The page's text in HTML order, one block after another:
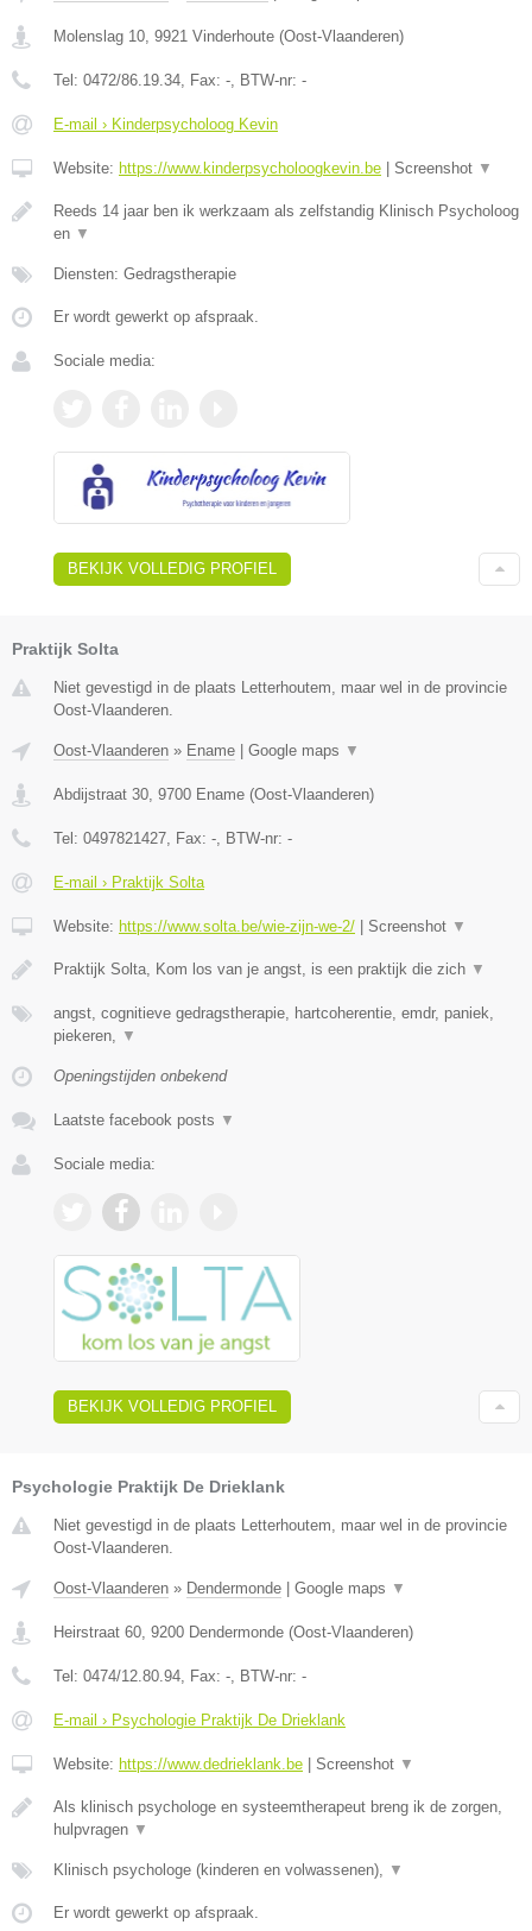
Molenslag 10, 9921 Vinderhoute (Oost-Vlaanderen)
Tel: 0472/86.19.34, Fax: -, BTW-nr: -
E-mail › Kinderpsycholoog Kevin
Website: https://www.kinderpsycholoogkevin.be Screenshot ▼
Reeds 14 jaar ben ik werkzaam als zelfstandig Klinisch Psycholoog
en ▼
Diensten: Gedragstherapie
Er wordt gewerkt op afspraak.
Sociale media:
BEKIJK VOLLEDIG PROFIEL
Praktijk Solta
Niet gevestigd in de plaats Letterhoutem, maar wel in de provincie
Oost-Vlaanderen.
Oost-Vlaanderen » Ename Google maps ▼
Abdijstraat 30 9700 Ename (Oost-Vlaanderen)
Tel: 0497821427 , Fax: - , BTW-nr: -
E-mail › Praktijk Solta
Website: https://www.solta.be/wie-zijn-we-2/ Screenshot ▼
Praktijk Solta, Kom los van je angst, is een praktijk die zich ▼
angst, cognitieve gedragstherapie, hartcoherentie, emdr, paniek,
piekeren,
▼
Openingstijden onbekend
Laatste facebook posts ▼
Sociale media:
BEKIJK VOLLEDIG PROFIEL
Psychologie Praktijk De Drieklank
Niet gevestigd in de plaats Letterhoutem, maar wel in de provincie
Oost-Vlaanderen.
Oost-Vlaanderen » Dendermonde Google maps ▼
Heirstraat 60 9200 Dendermonde (Oost-Vlaanderen)
Tel: 0474/12.80.94 , Fax: - , BTW-nr: -
E-mail › Psychologie Praktijk De Drieklank
Website: https://www.dedrieklank.be Screenshot ▼
Als klinisch psychologe en systeemtherapeut breng ik de zorgen,
hulpvragen ▼
Klinisch psychologe (kinderen en volwassenen), ▼
Er wordt gewerkt op afspraak.